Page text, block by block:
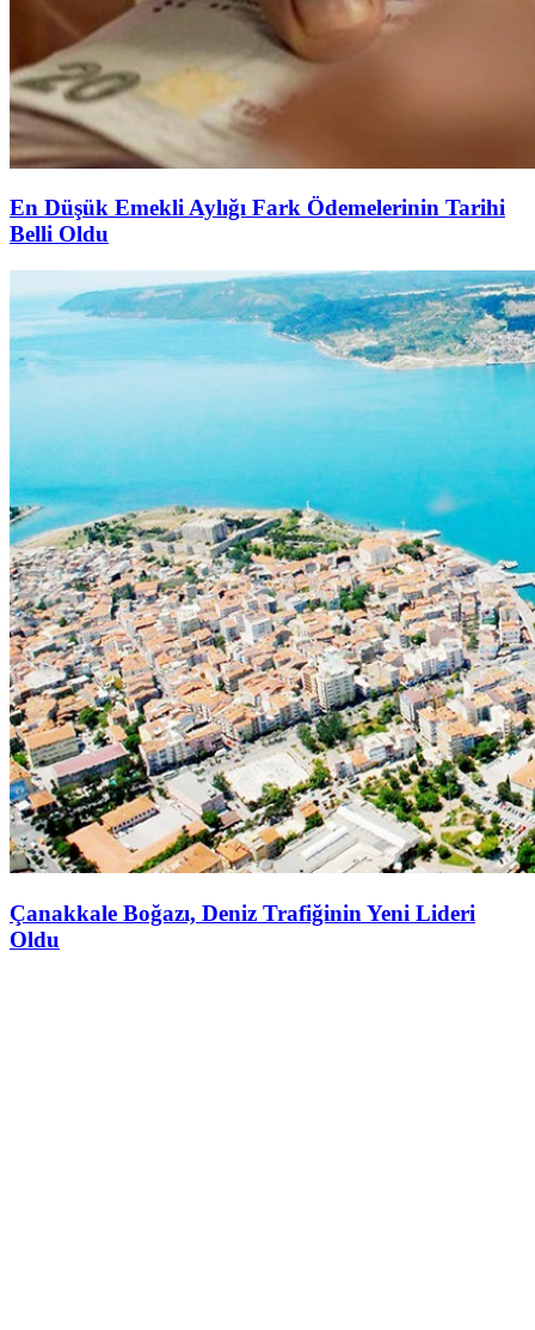
En Düşük Emekli Aylığı Fark Ödemelerinin Tarihi
Belli Oldu
Çanakkale Boğazı, Deniz Trafiğinin Yeni Lideri
Oldu